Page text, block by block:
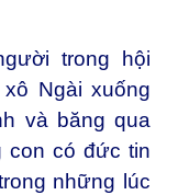
trong hội
Ngài xuống
và băng qua
con có đức tin
những lúc